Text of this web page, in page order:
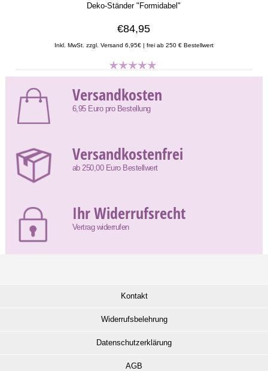
Deko-Ständer "Formidabel"
€84,95
Inkl. MwSt. zzgl. Versand 6,95€ | frei ab 250 € Bestellwert
Versandkosten
6,95 Euro pro Bestellung
Versandkostenfrei
ab 250,00 Euro Bestellwert
Ihr Widerrufsrecht
Vertrag widerrufen
Kontakt
Widerrufsbelehrung
Datenschutzerklärung
AGB